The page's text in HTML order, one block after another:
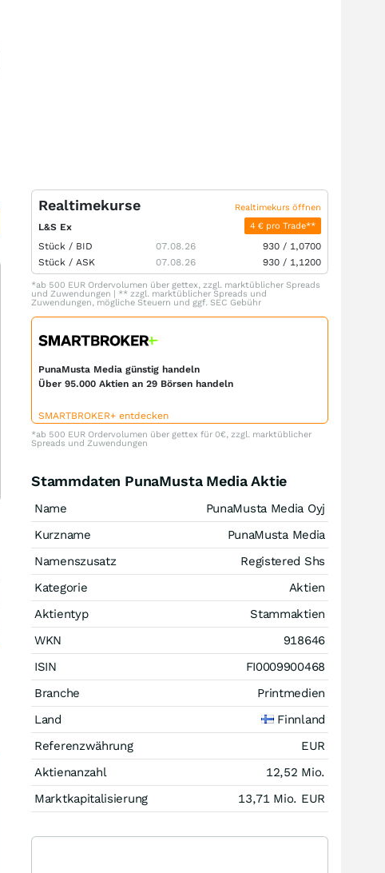
Realtimekurse Realtimekurs öffnen
L&S Ex 4 € pro Trade**
Stück / BID 07.08.26 930 / 1,0700
Stück / ASK 07.08.26 930 / 1,1200
*ab 500 EUR Ordervolumen über gettex, zzgl. marktüblicher Spreads
und Zuwendungen | ** zzgl. marktüblicher Spreads und
Zuwendungen, mögliche Steuern und ggf. SEC Gebühr
PunaMusta Media günstig handeln
Über 95.000 Aktien an 29 Börsen handeln
SMARTBROKER+ entdecken
*ab 500 EUR Ordervolumen über gettex für 0€, zzgl. marktüblicher
Spreads und Zuwendungen
Stammdaten PunaMusta Media Aktie
Name
PunaMusta Media Oyj
Kurzname
PunaMusta Media
Namenszusatz
Registered Shs
Kategorie
Aktien
Aktientyp
Stammaktien
WKN
918646
ISIN
FI0009900468
Branche
Printmedien
Land
Finnland
Referenzwährung
EUR
Aktienanzahl
12,52 Mio.
Marktkapitalisierung
13,71 Mio. EUR